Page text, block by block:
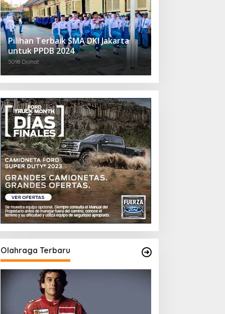
Pilihan Terbaik SMA DKI Jakarta
untuk PPDB 2024
5098 Dilihat
Olahraga Terbaru